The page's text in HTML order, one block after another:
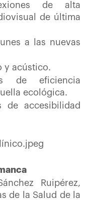
de alta
de última
a las nuevas
y acústico.
de eficiencia
ecológica.
de accesibilidad
Ruipérez,
de la Salud de la